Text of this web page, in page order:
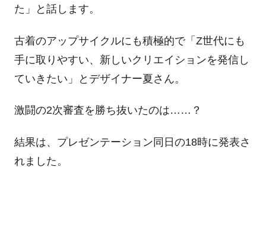
た」と話します。
古着のアップサイクルにも積極的で「Z世代にも
手に取りやすい、新しいクリエイションを発信し
ていきたい」とデザイナー夏さん。
激闘の2次審査を勝ち抜いたのは……？
結果は、プレゼンテーション同日の18時に発表さ
れました。